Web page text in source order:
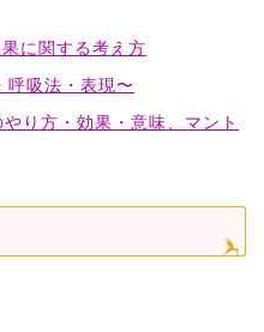
に関する考え方
呼吸法・表現〜
り方・効果・意味、マント